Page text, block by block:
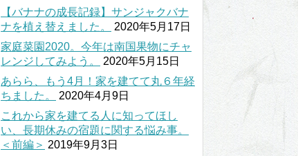
【バナナの成長記録】サンジャクバナ
ナを植え替えました。
2020年5月17日
家庭菜園2020。今年は南国果物にチャ
レンジしてみよう。
2020年5月15日
あらら、もう4月！家を建てて丸６年経
ちました。
2020年4月9日
これから家を建てる人に知ってほし
い、長期休みの宿題に関する悩み事。
＜前編＞ 2019年9月3日